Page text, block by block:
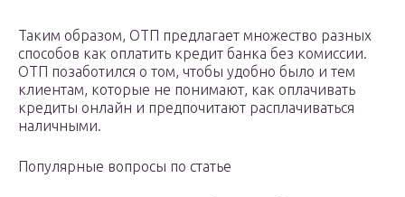
Таким образом, ОТП предлагает множество разных
способов как оплатить кредит банка без комиссии.
ОТП позаботился о том, чтобы удобно было и тем
клиентам, которые не понимают, как оплачивать
кредиты онлайн и предпочитают расплачиваться
наличными.
Популярные вопросы по статье